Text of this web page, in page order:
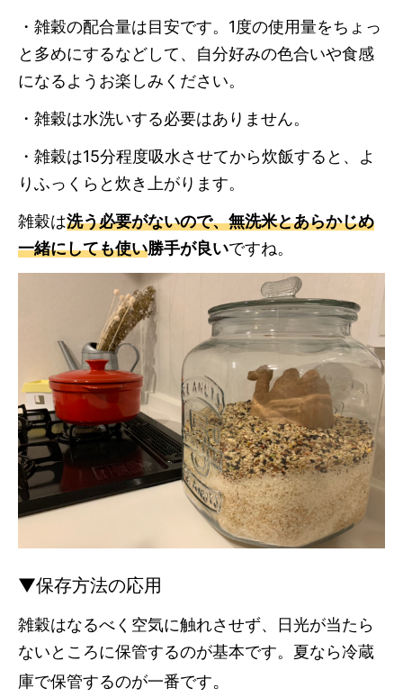
・雑穀の配合量は目安です。1度の使用量をちょっ
と多めにするなどして、自分好みの色合いや食感
になるようお楽しみください。
・雑穀は水洗いする必要はありません。
・雑穀は15分程度吸水させてから炊飯すると、よ
りふっくらと炊き上がります。
雑穀は洗う必要がないので、無洗米とあらかじめ
一緒にしても使い勝手が良いですね。
▼保存方法の応用
雑穀はなるべく空気に触れさせず、日光が当たら
ないところに保管するのが基本です。夏なら冷蔵
庫で保管するのが一番です。